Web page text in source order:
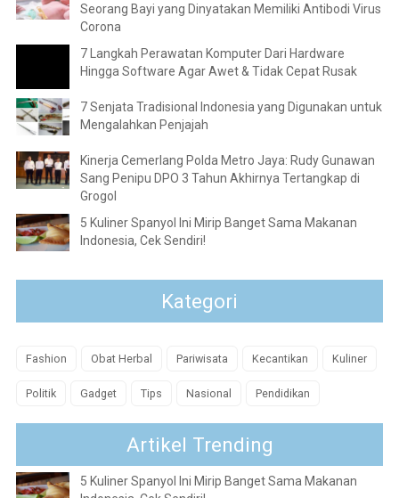
Seorang Bayi yang Dinyatakan Memiliki Antibodi Virus
Corona
7 Langkah Perawatan Komputer Dari Hardware
Hingga Software Agar Awet & Tidak Cepat Rusak
7 Senjata Tradisional Indonesia yang Digunakan untuk
Mengalahkan Penjajah
Kinerja Cemerlang Polda Metro Jaya: Rudy Gunawan
Sang Penipu DPO 3 Tahun Akhirnya Tertangkap di
Grogol
5 Kuliner Spanyol Ini Mirip Banget Sama Makanan
Indonesia, Cek Sendiri!
Kategori
Fashion Obat Herbal Pariwisata Kecantikan Kuliner
Politik Gadget Tips Nasional Pendidikan
Artikel Trending
5 Kuliner Spanyol Ini Mirip Banget Sama Makanan